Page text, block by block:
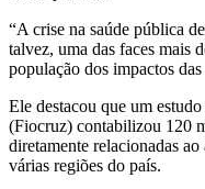
“A crise na saúde pública
talvez, uma das faces mais
população dos impactos
Ele destacou que um
(Fiocruz) contabilizou 120
diretamente relacionadas
várias regiões do país.